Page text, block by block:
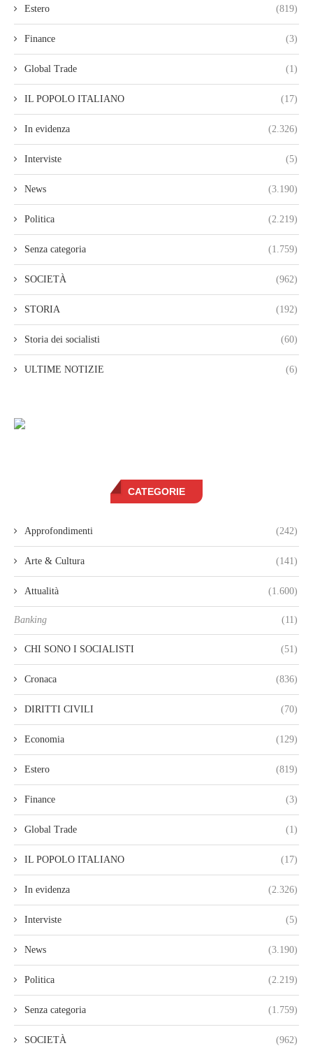
Estero (819)
Finance (3)
Global Trade (1)
IL POPOLO ITALIANO (17)
In evidenza (2.326)
Interviste (5)
News (3.190)
Politica (2.219)
Senza categoria (1.759)
SOCIETÀ (962)
STORIA (192)
Storia dei socialisti (60)
ULTIME NOTIZIE (6)
CATEGORIE
Approfondimenti (242)
Arte & Cultura (141)
Attualità (1.600)
Banking (11)
CHI SONO I SOCIALISTI (51)
Cronaca (836)
DIRITTI CIVILI (70)
Economia (129)
Estero (819)
Finance (3)
Global Trade (1)
IL POPOLO ITALIANO (17)
In evidenza (2.326)
Interviste (5)
News (3.190)
Politica (2.219)
Senza categoria (1.759)
SOCIETÀ (962)